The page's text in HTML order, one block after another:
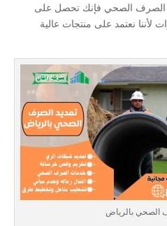
الصرف الصحي فإنك تحصل على
نعتمد على منتجات عالية
الصحي بالرياض